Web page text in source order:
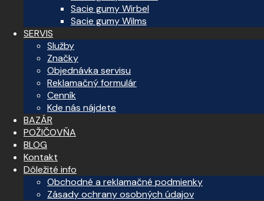
Sacie gumy Wirbel
Sacie gumy Wilms
SERVIS
Služby
Značky
Objednávka servisu
Reklamačný formulár
Cenník
Kde nás nájdete
BAZÁR
POŽIČOVŇA
BLOG
Kontakt
Dôležité info
Obchodné a reklamačné podmienky
Zásady ochrany osobných údajov